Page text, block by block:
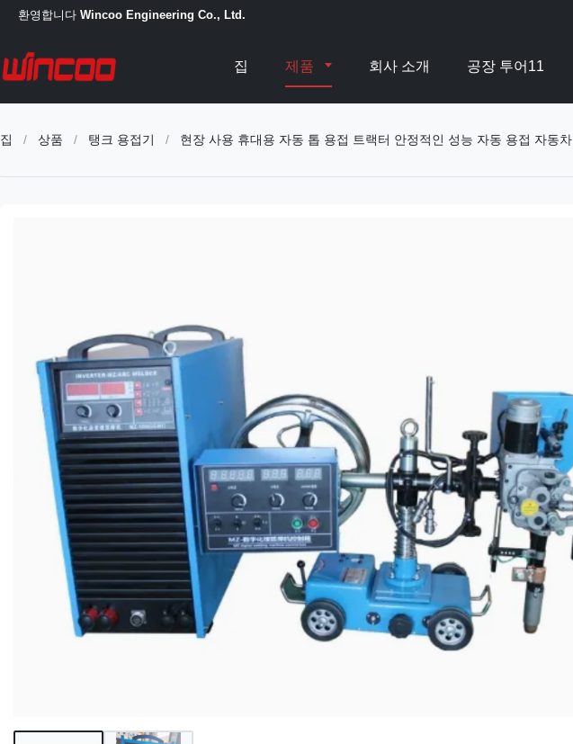
환영합니다 Wincoo Engineering Co., Ltd.
집 제품 회사 소개 공장 투어11
집 / 상품 / 탱크 용접기 / 현장 사용 휴대용 자동 톱 용접 트랙터 안정적인 성능 자동 용접 자동차